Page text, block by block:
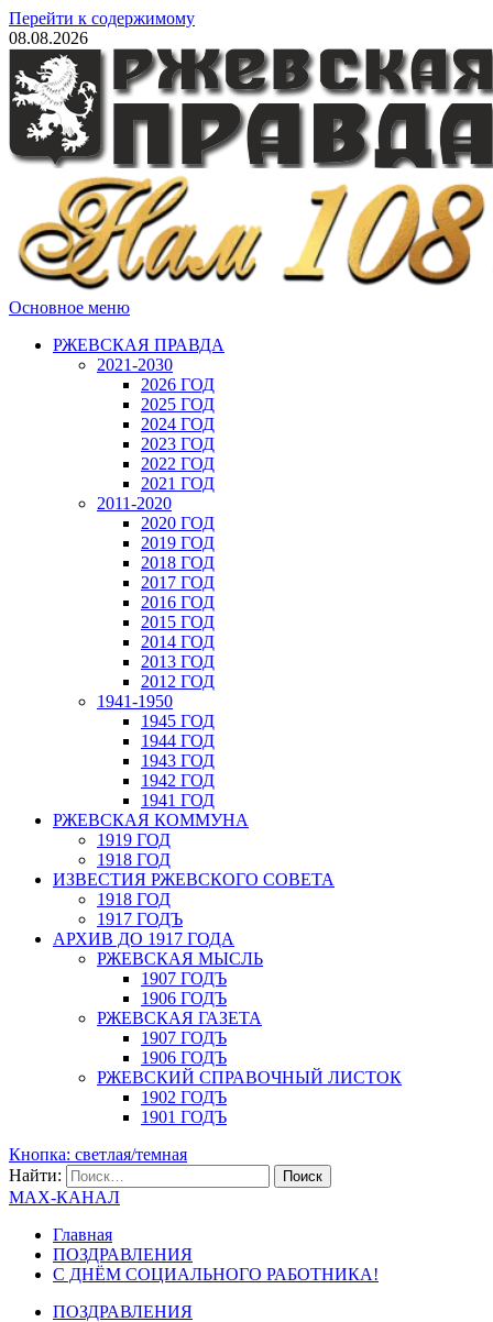
Перейти к содержимому
08.08.2026
Основное меню
РЖЕВСКАЯ ПРАВДА
2021-2030
2026 ГОД
2025 ГОД
2024 ГОД
2023 ГОД
2022 ГОД
2021 ГОД
2011-2020
2020 ГОД
2019 ГОД
2018 ГОД
2017 ГОД
2016 ГОД
2015 ГОД
2014 ГОД
2013 ГОД
2012 ГОД
1941-1950
1945 ГОД
1944 ГОД
1943 ГОД
1942 ГОД
1941 ГОД
РЖЕВСКАЯ КОММУНА
1919 ГОД
1918 ГОД
ИЗВЕСТИЯ РЖЕВСКОГО СОВЕТА
1918 ГОД
1917 ГОДЪ
АРХИВ ДО 1917 ГОДА
РЖЕВСКАЯ МЫСЛЬ
1907 ГОДЪ
1906 ГОДЪ
РЖЕВСКАЯ ГАЗЕТА
1907 ГОДЪ
1906 ГОДЪ
РЖЕВСКИЙ СПРАВОЧНЫЙ ЛИСТОК
1902 ГОДЪ
1901 ГОДЪ
Кнопка: светлая/темная
Найти:
MAX-КАНАЛ
Главная
ПОЗДРАВЛЕНИЯ
С ДНЁМ СОЦИАЛЬНОГО РАБОТНИКА!
ПОЗДРАВЛЕНИЯ